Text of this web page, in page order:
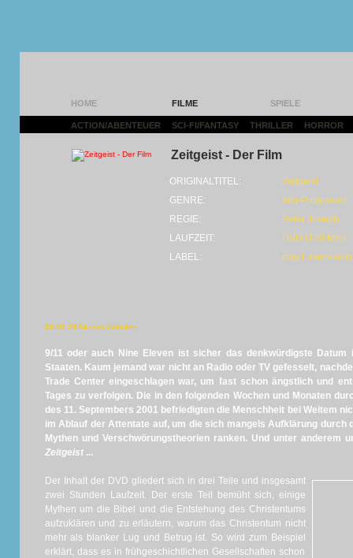
HOME FILME SPIELE
ACTION/ABENTEUER SCI-FI/FANTASY THRILLER HORROR
Zeitgeist - Der Film
ORIGINALTITEL:
Zeitgeist
GENRE:
Info-Programm
REGIE:
Peter Joseph
LAUFZEIT:
DVD (120 Min)
LABEL:
cmv Laservision
30.01.2014 von Zahnfee
9/11 oder auch Nine Eleven ist sicher das denkwürdigste Datum
Staaten. Kaum jemand war nicht an Radio oder TV gefesselt,
Trade Center eingeschlagen war, um fast schon ängstlich und
Tages zu verfolgen. Die in den folgenden Wochen und Monaten
des 11. Septembers 2001 befriedigten die Menschheit bei Weitem
im Ablauf der Attentate auf, um die sich mangels Aufklärung durch
Mythen und Verschwörungstheorien ranken. Und unter anderem
Zeitgeist ...
Der Inhalt der DVD gliedert sich in drei Teile und insgesamt
zwei Stunden Laufzeit. Der erste Teil bemüht sich, einige
Mythen um die Bibel und die Entstehung des Christentums
aufzuklären und zu erläutern, warum das Christentum nicht
mehr als blanker Lug und Betrug ist. So wird zum Beispiel
erklärt, dass es in frühgeschichtlichen Gesellschaften schon